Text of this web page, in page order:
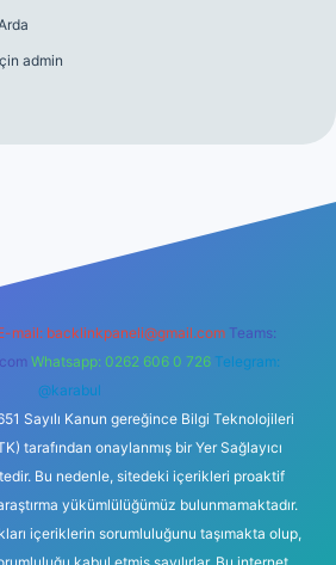
admin
mail: backlinkpaneli@gmail.com Teams:
Whatsapp: 0262 606 0 726 Telegram:
@karabul
Sayılı Kanun gereğince Bilgi Teknolojileri
tarafından onaylanmış bir Yer Sağlayıcı
Bu nedenle, sitedeki içerikleri proaktif
yükümlülüğümüz bulunmamaktadır.
içeriklerin sorumluluğunu taşımakta olup,